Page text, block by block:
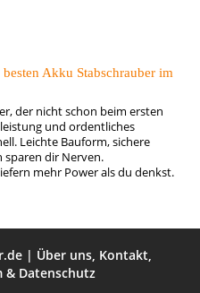
Akku Stabschrauber im
der nicht schon beim ersten
und ordentliches
Leichte Bauform, sichere
sparen dir Nerven.
mehr Power als du denkst.
| Über uns, Kontakt,
& Datenschutz